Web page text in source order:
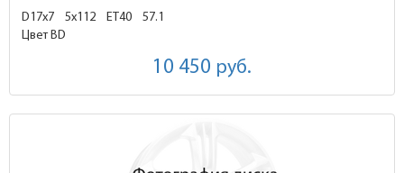
D17x7 5x112 ET40
57.1
Цвет BD
10 450 руб.